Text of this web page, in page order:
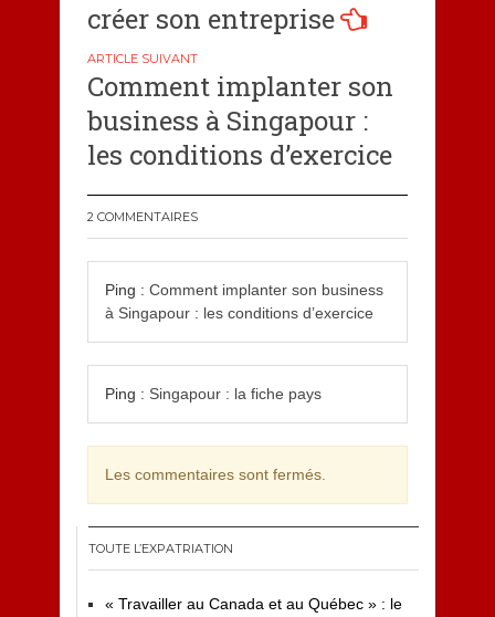
de
l’article
créer son entreprise
Comment implanter son
business à Singapour :
les conditions d’exercice
2 COMMENTAIRES
Ping : Comment implanter son business
à Singapour : les conditions d’exercice
Ping : Singapour : la fiche pays
Les commentaires sont fermés.
TOUTE L’EXPATRIATION
« Travailler au Canada et au Québec » : le